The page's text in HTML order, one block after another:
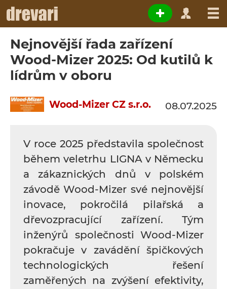
Nejnovější řada zařízení
Wood-Mizer 2025: Od kutilů k
lídrům v oboru
Wood-Mizer CZ s.r.o. 08.07.2025
V roce 2025 představila společnost
během veletrhu LIGNA v Německu
a zákaznických dnů v polském
závodě Wood-Mizer své nejnovější
inovace, pokročilá pilařská a
dřevozpracující zařízení. Tým
inženýrů společnosti Wood-Mizer
pokračuje v zavádění špičkových
technologických řešení
zaměřených na zvýšení efektivity,